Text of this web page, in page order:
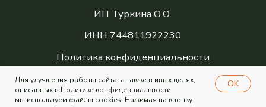
Для улучшения работы сайта, а также в иных целях,
описанных в Политике конфиденциальности
мы используем файлы cookies. Нажимая на кнопку
OK